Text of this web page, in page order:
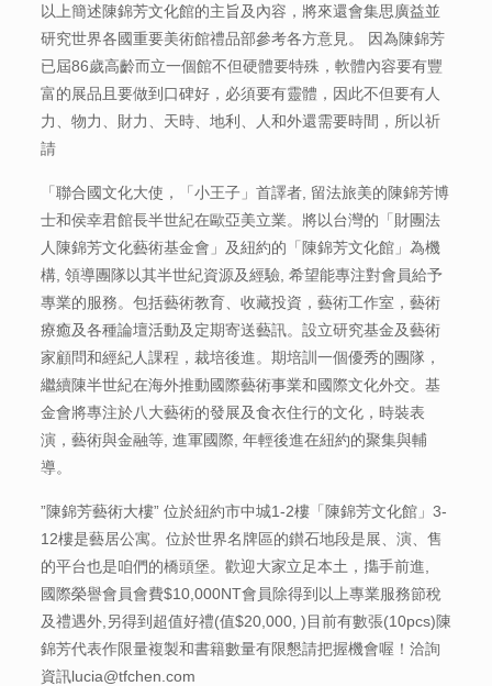
以上簡述陳錦芳文化館的主旨及內容，將來還會集思廣益並
研究世界各國重要美術館禮品部參考各方意見。 因為陳錦芳
已屆86歲高齡而立一個館不但硬體要特殊，軟體內容要有豐
富的展品且要做到口碑好，必須要有靈體，因此不但要有人
力、物力、財力、天時、地利、人和外還需要時間，所以祈
請
「聯合國文化大使，「小王子」首譯者, 留法旅美的陳錦芳博
士和侯幸君館長半世紀在歐亞美立業。將以台灣的「財團法
人陳錦芳文化藝術基金會」及紐約的「陳錦芳文化館」為機
構, 領導團隊以其半世紀資源及經驗, 希望能專注對會員給予
專業的服務。包括藝術教育、收藏投資，藝術工作室，藝術
療癒及各種論壇活動及定期寄送藝訊。設立研究基金及藝術
家顧問和經紀人課程，裁培後進。期培訓一個優秀的團隊，
繼續陳半世紀在海外推動國際藝術事業和國際文化外交。基
金會將專注於八大藝術的發展及食衣住行的文化，時裝表
演，藝術與金融等, 進軍國際, 年輕後進在紐約的聚集與輔
導。
”陳錦芳藝術大樓” 位於紐約市中城1-2樓「陳錦芳文化館」3-
12樓是藝居公寓。位於世界名牌區的鑚石地段是展、演、售
的平台也是咱們的橋頭堡。歡迎大家立足本土，㩦手前進,
國際榮譽會員會費$10,000NT會員除得到以上專業服務節稅
及禮遇外,另得到超值好禮(值$20,000, )目前有數張(10pcs)陳
錦芳代表作限量複製和書籍數量有限懇請把握機會喔！洽詢
資訊lucia@tfchen.com